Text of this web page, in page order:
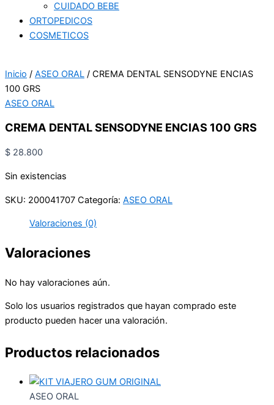
CUIDADO BEBE
ORTOPEDICOS
COSMETICOS
Inicio / ASEO ORAL / CREMA DENTAL SENSODYNE ENCIAS
100 GRS
ASEO ORAL
CREMA DENTAL SENSODYNE ENCIAS 100 GRS
$ 28.800
Sin existencias
SKU: 200041707 Categoría: ASEO ORAL
Valoraciones (0)
Valoraciones
No hay valoraciones aún.
Solo los usuarios registrados que hayan comprado este
producto pueden hacer una valoración.
Productos relacionados
ASEO ORAL